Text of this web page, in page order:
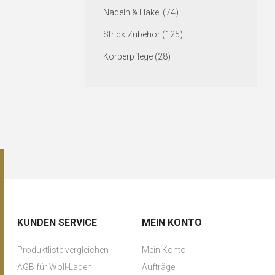
Nadeln & Häkel (74)
Strick Zubehör (125)
Körperpflege (28)
KUNDEN SERVICE
Produktliste vergleichen
AGB für Woll-Laden
MEIN KONTO
Mein Konto
Aufträge